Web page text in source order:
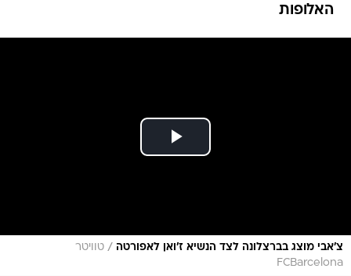
האלופות
צ'אבי מוצג בברצלונה לצד הנשיא ז'ואן לאפורטה / טוויטר
FCBarcelona